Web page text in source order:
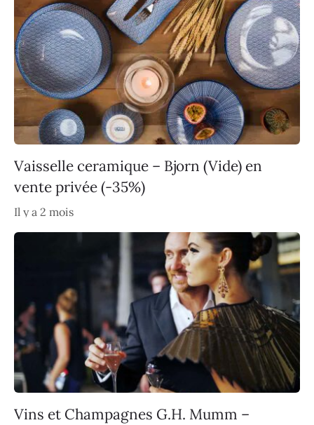
Vaisselle ceramique – Bjorn (Vide) en
vente privée (-35%)
Il y a 2 mois
Vins et Champagnes G.H. Mumm –